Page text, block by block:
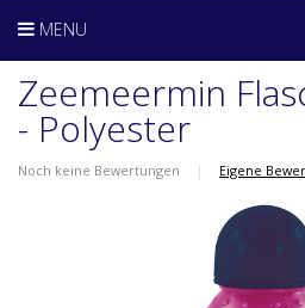
MENU
Zeemeermin
- Polyester
Noch keine Bewertungen | Eigene